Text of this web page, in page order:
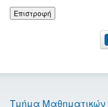
Επιστροφή
Τμήμα Μαθηματικών